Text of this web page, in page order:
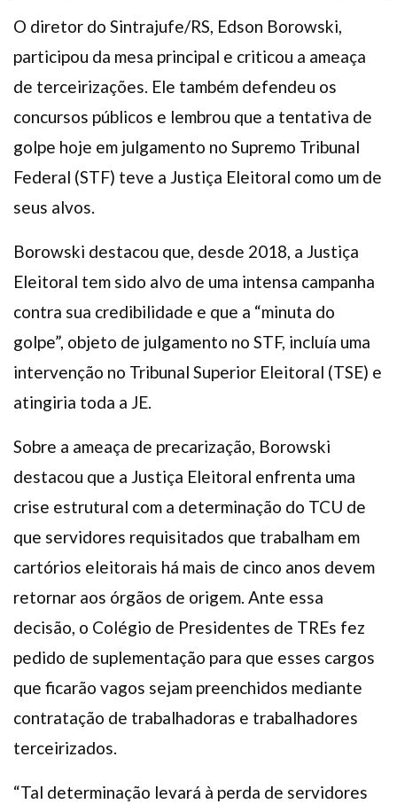
O diretor do Sintrajufe/RS, Edson Borowski,
participou da mesa principal e criticou a ameaça
de terceirizações. Ele também defendeu os
concursos públicos e lembrou que a tentativa de
golpe hoje em julgamento no Supremo Tribunal
Federal (STF) teve a Justiça Eleitoral como um de
seus alvos.
Borowski destacou que, desde 2018, a Justiça
Eleitoral tem sido alvo de uma intensa campanha
contra sua credibilidade e que a “minuta do
golpe”, objeto de julgamento no STF, incluía uma
intervenção no Tribunal Superior Eleitoral (TSE) e
atingiria toda a JE.
Sobre a ameaça de precarização, Borowski
destacou que a Justiça Eleitoral enfrenta uma
crise estrutural com a determinação do TCU de
que servidores requisitados que trabalham em
cartórios eleitorais há mais de cinco anos devem
retornar aos órgãos de origem. Ante essa
decisão, o Colégio de Presidentes de TREs fez
pedido de suplementação para que esses cargos
que ficarão vagos sejam preenchidos mediante
contratação de trabalhadoras e trabalhadores
terceirizados.
“Tal determinação levará à perda de servidores